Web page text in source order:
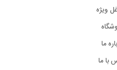
ویژه
ما
با ما